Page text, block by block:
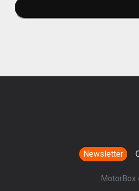
Newsletter
MotorBox